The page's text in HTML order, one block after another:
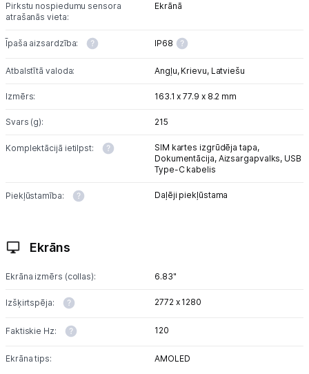
Piegāde un apmaksa
Tehnikas izvešana
Tet pakalpojumi
Kontakti
Pirkstu nospiedumu sensora
atrašanās vieta:
Ekrānā
Īpaša aizsardzība: IP68
Atbalstītā valoda: Angļu, Krievu, Latviešu
Izmērs: 163.1 x 77.9 x 8.2 mm
Svars (g): 215
Komplektācijā ietilpst:
SIM kartes izgrūdēja tapa,
Dokumentācija, Aizsargapvalks, USB
Type-C kabelis
Piekļūstamība: Daļēji piekļūstama
Ekrāns
Ekrāna izmērs (collas): 6.83"
Izšķirtspēja: 2772 x 1280
Faktiskie Hz: 120
Ekrāna tips: AMOLED